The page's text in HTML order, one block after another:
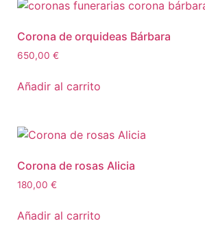
Corona de orquideas Bárbara
650,00 €
Añadir al carrito
Corona de rosas Alicia
180,00 €
Añadir al carrito